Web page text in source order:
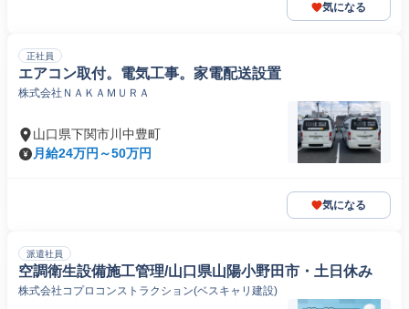
気になる
正社員
エアコン取付。電気工事。家電配送設置
株式会社ＮＡＫＡＭＵＲＡ
山口県下関市川中豊町
月給24万円～50万円
気になる
派遣社員
空調衛生設備施工管理/山口県山陽小野田市・土日休み
株式会社コプロコンストラクション(ベスキャリ建設)